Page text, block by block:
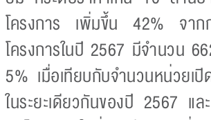
โครงการ เพิ่มขึ้น 42% จาก
โครงการในปี 2567 มีจำนวน
5% เมื่อเทียบกับจำนวนหน่วยเ
ในระยะเดียวกันของปี 2567 แล